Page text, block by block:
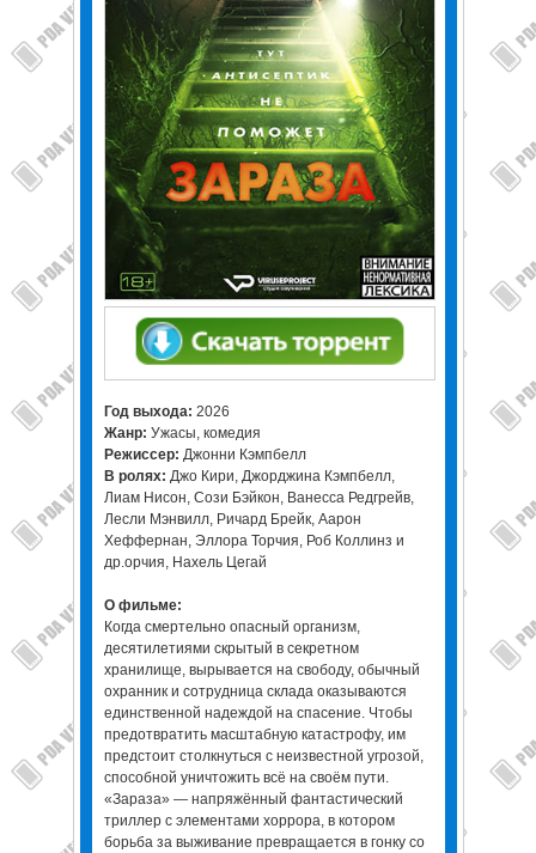
Год выхода: 2026
Жанр: Ужасы, комедия
Режиссер: Джонни Кэмпбелл
В ролях: Джо Кири, Джорджина Кэмпбелл,
Лиам Нисон, Сози Бэйкон, Ванесса Редгрейв,
Лесли Мэнвилл, Ричард Брейк, Аарон
Хеффернан, Эллора Торчия, Роб Коллинз и
др.орчия, Нахель Цегай
О фильме:
Когда смертельно опасный организм,
десятилетиями скрытый в секретном
хранилище, вырывается на свободу, обычный
охранник и сотрудница склада оказываются
единственной надеждой на спасение. Чтобы
предотвратить масштабную катастрофу, им
предстоит столкнуться с неизвестной угрозой,
способной уничтожить всё на своём пути.
«Зараза» — напряжённый фантастический
триллер с элементами хоррора, в котором
борьба за выживание превращается в гонку со